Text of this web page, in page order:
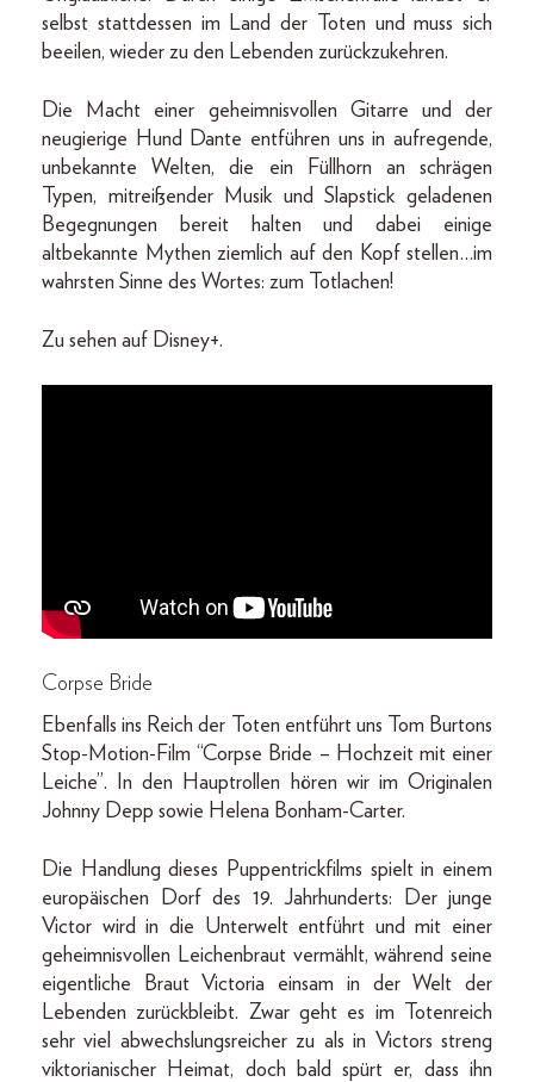
selbst stattdessen im Land der Toten und muss sich
beeilen, wieder zu den Lebenden zurückzukehren.
Die Macht einer geheimnisvollen Gitarre und der
neugierige Hund Dante entführen uns in aufregende,
unbekannte Welten, die ein Füllhorn an schrägen
Typen, mitreißender Musik und Slapstick geladenen
Begegnungen bereit halten und dabei einige
altbekannte Mythen ziemlich auf den Kopf stellen…im
wahrsten Sinne des Wortes: zum Totlachen!
Zu sehen auf Disney+.
Corpse Bride
Ebenfalls ins Reich der Toten entführt uns Tom Burtons
Stop-Motion-Film “Corpse Bride – Hochzeit mit einer
Leiche”. In den Hauptrollen hören wir im Originalen
Johnny Depp sowie Helena Bonham-Carter.
Die Handlung dieses Puppentrickfilms spielt in einem
europäischen Dorf des 19. Jahrhunderts: Der junge
Victor wird in die Unterwelt entführt und mit einer
geheimnisvollen Leichenbraut vermählt, während seine
eigentliche Braut Victoria einsam in der Welt der
Lebenden zurückbleibt. Zwar geht es im Totenreich
sehr viel abwechslungsreicher zu als in Victors streng
viktorianischer Heimat, doch bald spürt er, dass ihn